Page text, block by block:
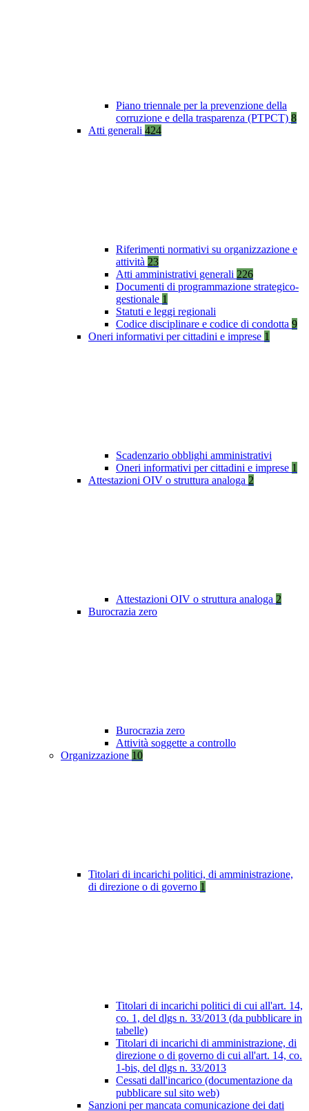
Piano triennale per la prevenzione della
corruzione e della trasparenza (PTPCT) 8
Atti generali 424
Riferimenti normativi su organizzazione e
attività 23
Atti amministrativi generali 226
Documenti di programmazione strategico-
gestionale 1
Statuti e leggi regionali
Codice disciplinare e codice di condotta 9
Oneri informativi per cittadini e imprese 1
Scadenzario obblighi amministrativi
Oneri informativi per cittadini e imprese 1
Attestazioni OIV o struttura analoga 2
Attestazioni OIV o struttura analoga 2
Burocrazia zero
Burocrazia zero
Attività soggette a controllo
Organizzazione 10
Titolari di incarichi politici, di amministrazione,
di direzione o di governo 1
Titolari di incarichi politici di cui all'art. 14,
co. 1, del dlgs n. 33/2013 (da pubblicare in
tabelle)
Titolari di incarichi di amministrazione, di
direzione o di governo di cui all'art. 14, co.
1-bis, del dlgs n. 33/2013
Cessati dall'incarico (documentazione da
pubblicare sul sito web)
Sanzioni per mancata comunicazione dei dati